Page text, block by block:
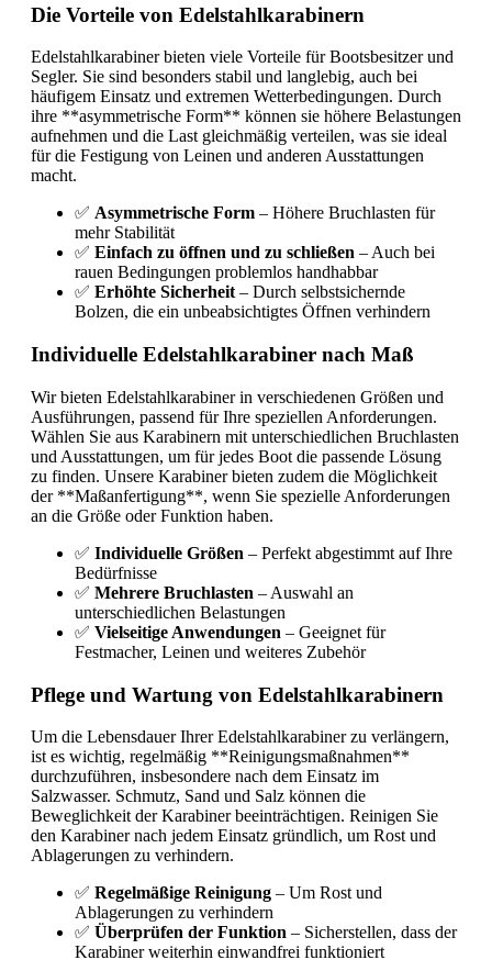
Die Vorteile von Edelstahlkarabinern
Edelstahlkarabiner bieten viele Vorteile für Bootsbesitzer und
Segler. Sie sind besonders stabil und langlebig, auch bei
häufigem Einsatz und extremen Wetterbedingungen. Durch
ihre **asymmetrische Form** können sie höhere Belastungen
aufnehmen und die Last gleichmäßig verteilen, was sie ideal
für die Festigung von Leinen und anderen Ausstattungen
macht.
✅ Asymmetrische Form – Höhere Bruchlasten für
mehr Stabilität
✅ Einfach zu öffnen und zu schließen – Auch bei
rauen Bedingungen problemlos handhabbar
✅ Erhöhte Sicherheit– Durch selbstsichernde
Bolzen, die ein unbeabsichtigtes Öffnen verhindern
Individuelle Edelstahlkarabiner nach Maß
Wir bieten Edelstahlkarabiner in verschiedenen Größen und
Ausführungen, passend für Ihre speziellen Anforderungen.
Wählen Sie aus Karabinern mit unterschiedlichen Bruchlasten
und Ausstattungen, um für jedes Boot die passende Lösung
zu finden. Unsere Karabiner bieten zudem die Möglichkeit
der **Maßanfertigung**, wenn Sie spezielle Anforderungen
an die Größe oder Funktion haben.
✅ Individuelle Größen – Perfekt abgestimmt auf Ihre
Bedürfnisse
✅ Mehrere Bruchlasten – Auswahl an
unterschiedlichen Belastungen
✅ Vielseitige Anwendungen – Geeignet für
Festmacher, Leinen und weiteres Zubehör
Pflege und Wartung von Edelstahlkarabinern
Um die Lebensdauer Ihrer Edelstahlkarabiner zu verlängern,
ist es wichtig, regelmäßig **Reinigungsmaßnahmen**
durchzuführen, insbesondere nach dem Einsatz im
Salzwasser. Schmutz, Sand und Salz können die
Beweglichkeit der Karabiner beeinträchtigen. Reinigen Sie
den Karabiner nach jedem Einsatz gründlich, um Rost und
Ablagerungen zu verhindern.
✅ Regelmäßige Reinigung – Um Rost und
Ablagerungen zu verhindern
✅ Überprüfen der Funktion – Sicherstellen, dass der
Karabiner weiterhin einwandfrei funktioniert